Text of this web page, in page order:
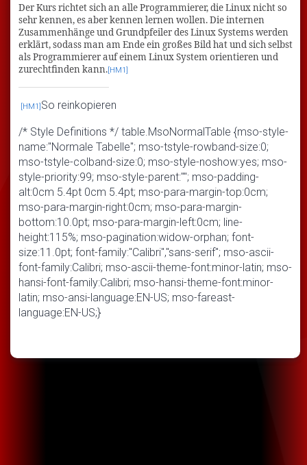
Der Kurs richtet sich an alle Programmierer, die Linux nicht so
sehr kennen, es aber kennen lernen wollen. Die internen
Zusammenhänge und Grundpfeiler des Linux Systems werden
erklärt, sodass man am Ende ein großes Bild hat und sich selbst
als Programmierer auf einem Linux System orientieren und
zurechtfinden kann.[HM1]
[HM1] So reinkopieren
/* Style Definitions */ table.MsoNormalTable {mso-style-
name:"Normale Tabelle"; mso-tstyle-rowband-size:0;
mso-tstyle-colband-size:0; mso-style-noshow:yes; mso-
style-priority:99; mso-style-parent:""; mso-padding-
alt:0cm 5.4pt 0cm 5.4pt; mso-para-margin-top:0cm;
mso-para-margin-right:0cm; mso-para-margin-
bottom:10.0pt; mso-para-margin-left:0cm; line-
height:115%; mso-pagination:widow-orphan; font-
size:11.0pt; font-family:"Calibri","sans-serif"; mso-ascii-
font-family:Calibri; mso-ascii-theme-font:minor-latin; mso-
hansi-font-family:Calibri; mso-hansi-theme-font:minor-
latin; mso-ansi-language:EN-US; mso-fareast-
language:EN-US;}